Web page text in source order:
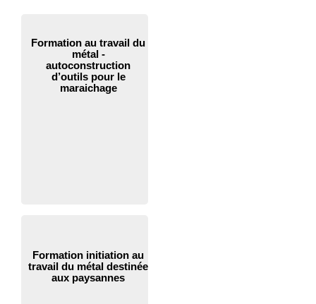
Formation au travail du
métal -
autoconstruction
d’outils pour le
maraichage
Formation initiation au
travail du métal destinée
aux paysannes